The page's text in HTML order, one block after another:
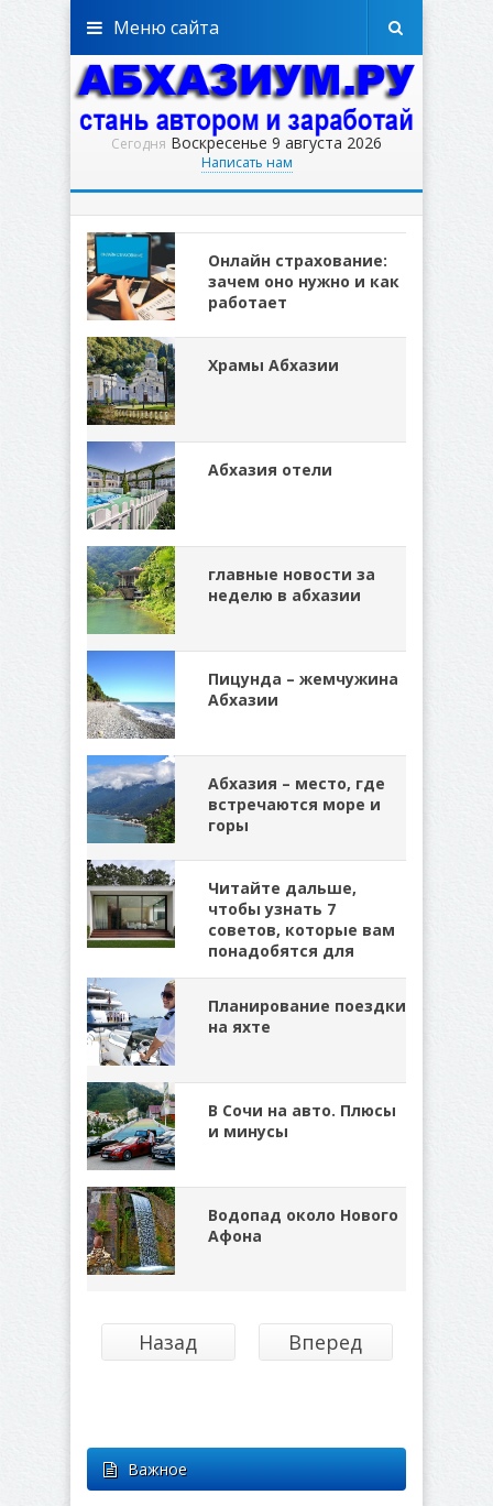
Сегодня Воскресенье 9 августа 2026
Написать нам
Меню сайта
Онлайн страхование:
зачем оно нужно и как
работает
Храмы Абхазии
Абхазия отели
главные новости за
неделю в абхазии
Пицунда – жемчужина
Абхазии
Абхазия – место, где
встречаются море и
горы
Читайте дальше,
чтобы узнать 7
советов, которые вам
понадобятся для
Планирование поездки
на яхте
В Сочи на авто. Плюсы
и минусы
Водопад около Нового
Афона
Назад Вперед
Важное